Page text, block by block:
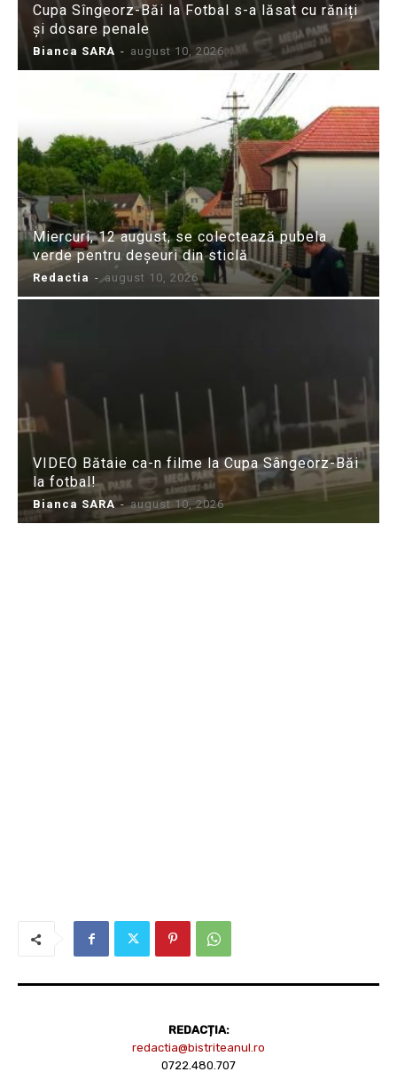
Cupa Sîngeorz-Băi la Fotbal s-a lăsat cu răniți
și dosare penale
Bianca SARA - august 10, 2026
Miercuri, 12 august, se colectează pubela
verde pentru deșeuri din sticlă
Redactia - august 10, 2026
VIDEO Bătaie ca-n filme la Cupa Sângeorz-Băi
la fotbal!
Bianca SARA - august 10, 2026
REDACȚIA:
redactia@bistriteanul.ro
0722.480.707